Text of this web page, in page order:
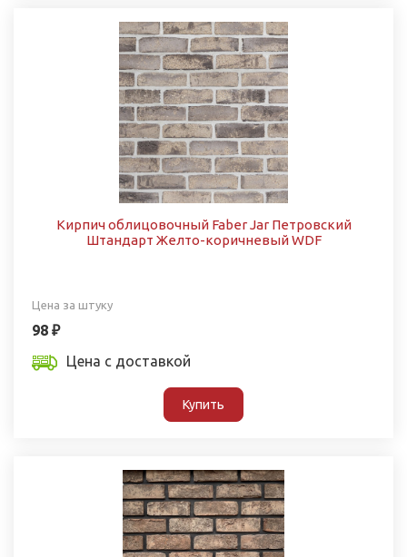
Кирпич облицовочный Faber Jar Петровский
Штандарт Желто-коричневый WDF
Цена за штуку
98 ₽
Цена с доставкой
Купить